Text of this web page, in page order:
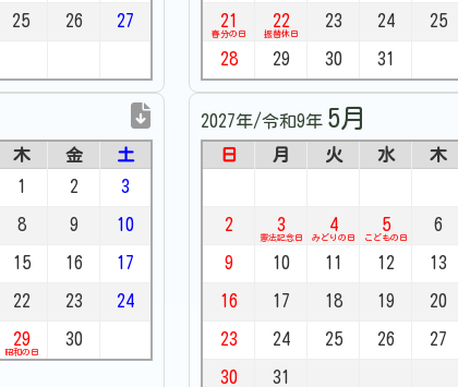
25 26 27 21
春分の日
22
振替休日
23 24 25
28 29 30 31
木 金
土
1
2 3
8 9 10
15 16 17
22 23 24
29
昭和の日
30
2027年/令和9年 5月
日 月 火 水 木
2 3
憲法記念日
4
みどりの日
5
こどもの日
6
9 10 11 12 13
16 17 18 19 20
23 24 25 26 27
30 31